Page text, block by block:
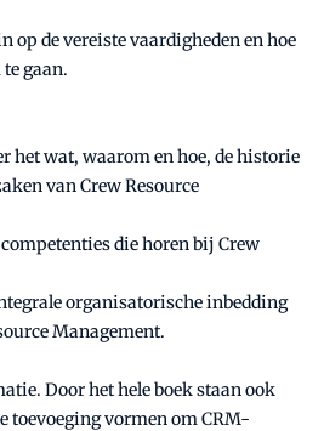
op de vereiste vaardigheden en hoe
gaan.
het wat, waarom en hoe, de historie
van Crew Resource
die horen bij Crew
organisatorische inbedding
Management.
Door het hele boek staan ook
toevoeging vormen om CRM-